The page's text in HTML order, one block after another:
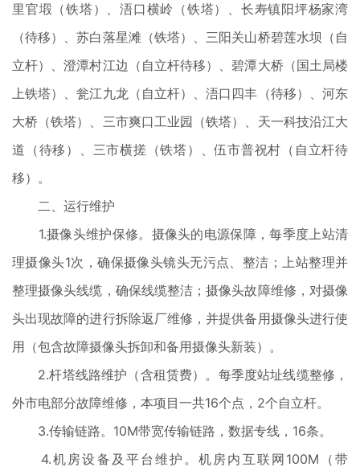
里官塅（铁塔）、浯口横岭（铁塔）、长寿镇阳坪杨家湾
（待移）、苏白落星滩（铁塔）、三阳关山桥碧莲水坝（自
立杆）、澄潭村江边（自立杆待移）、碧潭大桥（国土局楼
上铁塔）、瓮江九龙（自立杆）、浯口四丰（待移）、河东
大桥（铁塔）、三市爽口工业园（铁塔）、天一科技沿江大
道（待移）、三市横搓（铁塔）、伍市普祝村（自立杆待
移）。
二、运行维护
1.摄像头维护保修。摄像头的电源保障，每季度上站清
理摄像头1次，确保摄像头镜头无污点、整洁；上站整理并
整理摄像头线缆，确保线缆整洁；摄像头故障维修，对摄像
头出现故障的进行拆除返厂维修，并提供备用摄像头进行使
用（包含故障摄像头拆卸和备用摄像头新装）。
2.杆塔线路维护（含租赁费）。每季度站址线缆整修，
外市电部分故障维修，本项目一共16个点，2个自立杆。
3.传输链路。10M带宽传输链路，数据专线，16条。
4.机房设备及平台维护。机房内互联网100M（带